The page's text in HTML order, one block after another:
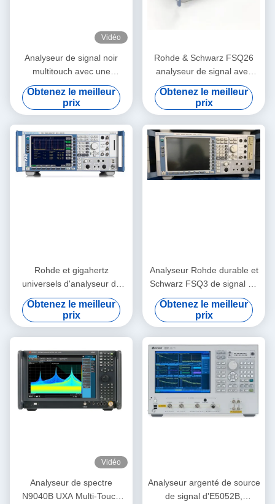
Vidéo
Analyseur de signal noir
multitouch avec une
fréquence de 110 GHz et
une bande passante
d'analyse de 1 GHz,
analyseur de spectre UXA X-
Series
Obtenez le meilleur
prix
Rohde & Schwarz FSQ26
analyseur de signal avec
fréquence de 20 Hz à 26,5
GHz et gamme dynamique
haut de gamme
Obtenez le meilleur
prix
Rohde et gigahertz
universels d'analyseur de
spectre de signal de
Schwarz FSQ8 8
Obtenez le meilleur
prix
Analyseur Rohde durable et
Schwarz FSQ3 de signal du
spectroradiomètre rf
Obtenez le meilleur
prix
Vidéo
Analyseur de spectre
N9040B UXA Multi-Touch
Analyseur argenté de source
de signal d'E5052B,